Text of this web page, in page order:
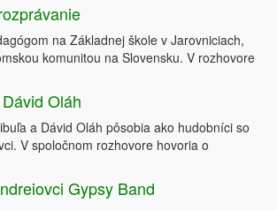
na Základnej škole v Jarovniciach,
komunitou na Slovensku. V rozhovore
Oláh
a Dávid Oláh pôsobia ako hudobníci so
V spoločnom rozhovore hovoria o
Gypsy Band